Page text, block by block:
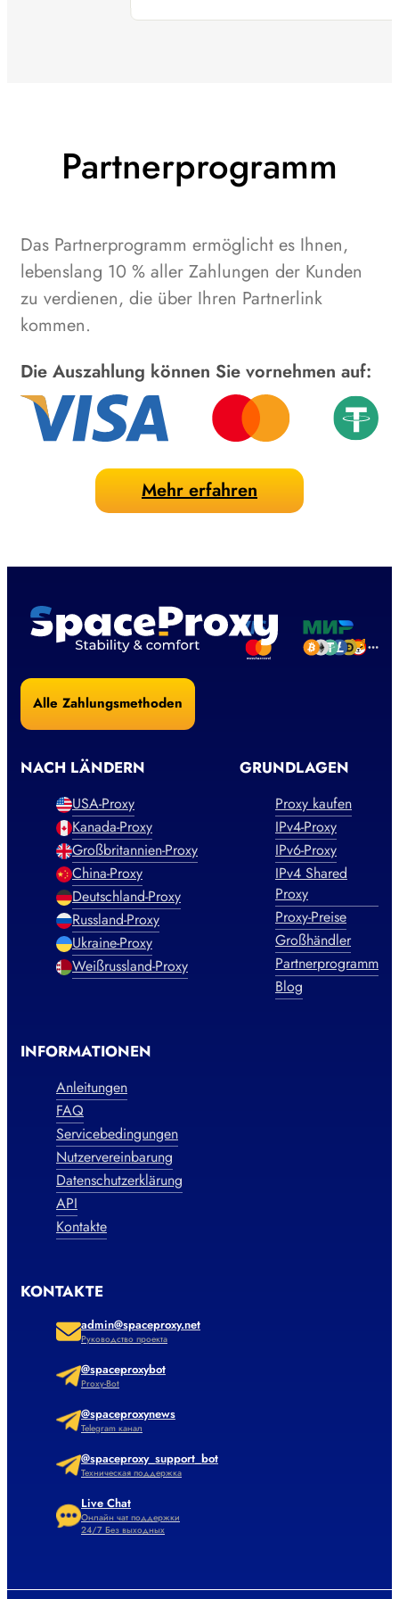
Partnerprogramm
Das Partnerprogramm ermöglicht es Ihnen,
lebenslang 10 % aller Zahlungen der Kunden
zu verdienen, die über Ihren Partnerlink
kommen.
Die Auszahlung können Sie vornehmen auf:
Mehr erfahren
Alle Zahlungsmethoden
NACH LÄNDERN
USA-Proxy
Kanada-Proxy
Großbritannien-Proxy
China-Proxy
Deutschland-Proxy
Russland-Proxy
Ukraine-Proxy
Weißrussland-Proxy
GRUNDLAGEN
Proxy kaufen
IPv4-Proxy
IPv6-Proxy
IPv4 Shared
Proxy
Proxy-Preise
Großhändler
Partnerprogramm
Blog
INFORMATIONEN
Anleitungen
FAQ
Servicebedingungen
Nutzervereinbarung
Datenschutzerklärung
API
Kontakte
KONTAKTE
admin@spaceproxy.net
Руководство проекта
@spaceproxybot
Proxy-Bot
@spaceproxynews
Telegram канал
@spaceproxy_support_bot
Техническая поддержка
Live Chat
Онлайн чат поддержки
24/7 Без выходных